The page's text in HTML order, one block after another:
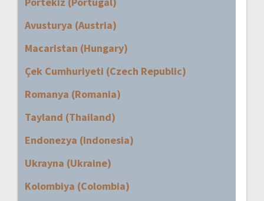
Avusturya (Austria)
Macaristan (Hungary)
Çek Cumhuriyeti (Czech Republic)
Romanya (Romania)
Tayland (Thailand)
Endonezya (Indonesia)
Ukrayna (Ukraine)
Kolombiya (Colombia)